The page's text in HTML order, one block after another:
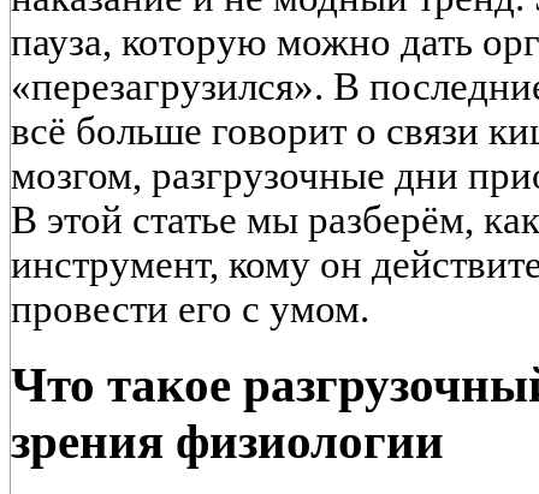
пауза, которую можно дать
«перезагрузился». В
всё больше говорит о связи
мозгом, разгрузочные дни
В этой статье мы разберём,
инструмент, кому он
провести его с умом.
Что такое
зрения физиологии